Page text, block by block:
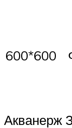
600*600
Акванерж